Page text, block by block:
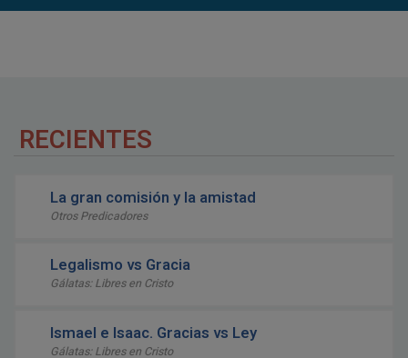
RECIENTES
La gran comisión y la amistad
Otros Predicadores
Legalismo vs Gracia
Gálatas: Libres en Cristo
Ismael e Isaac. Gracias vs Ley
Gálatas: Libres en Cristo